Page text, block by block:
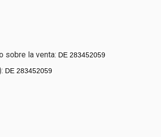
sobre la venta: DE 283452059
DE 283452059